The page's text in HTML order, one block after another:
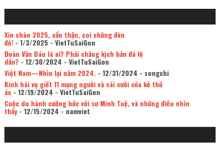
Xin chào 2025, cẩn thận, coi chừng đèn
đỏ!- 1/3/2025 - VietTuSaiGon
Đoàn Văn Báu là ai? Phải chăng kịch bản đã lộ
dần?- 12/30/2024 - VietTuSaiGon
Việt Nam—Nhìn lại năm 2024.- 12/31/2024 - songchi
Kinh hãi vụ giết 11 mạng người và cái cười của kẻ thủ
ác- 12/19/2024 - VietTuSaiGon
Cuộc du hành cưỡng bức với sư Minh Tuệ, và những điều nhìn
thấy- 12/15/2024 - namviet